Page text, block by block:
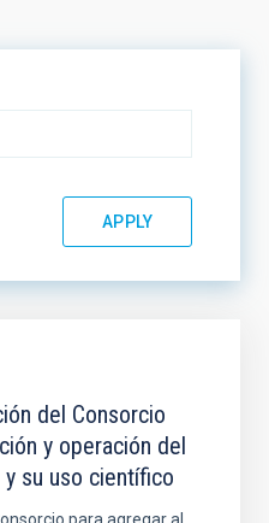
del Consorcio
y operación del
su uso científico